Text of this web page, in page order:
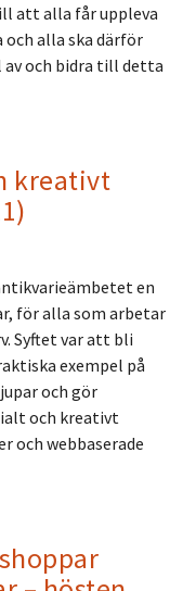
att alla får uppleva
alla ska därför
och bidra till detta
kreativt
en
för alla som arbetar
Syftet var att bli
exempel på
och gör
och kreativt
och webbaserade